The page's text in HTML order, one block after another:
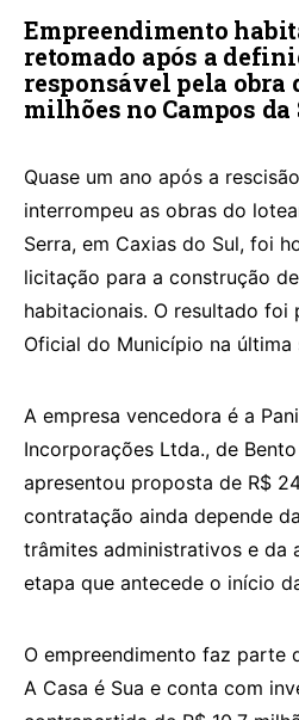
Empreendimento
retomado após a
responsável pela obra
milhões no Campos da
Quase um ano após a
interrompeu as obras do
Serra, em Caxias do Sul, foi
licitação para a construção
habitacionais. O resultado foi
Oficial do Município na
A empresa vencedora é a
Incorporações Ltda., de
apresentou proposta de R$
contratação ainda depende
trâmites administrativos e da
etapa que antecede o início
O empreendimento faz parte
A Casa é Sua e conta com